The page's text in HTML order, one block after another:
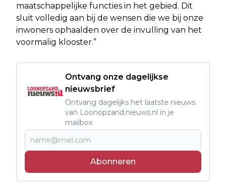
maatschappelijke functies in het gebied. Dit
sluit volledig aan bij de wensen die we bij onze
inwoners ophaalden over de invulling van het
voormalig klooster.”
Ontvang onze dagelijkse
nieuwsbrief
Ontvang dagelijks het laatste nieuws
van Loonopzand.nieuws.nl in je
mailbox
Abonneren